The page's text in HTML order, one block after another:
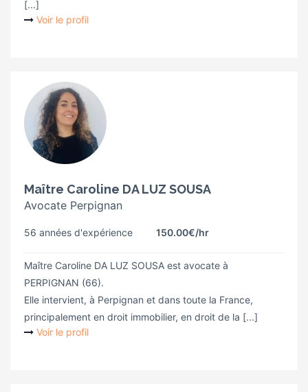
[...]
Voir le profil
Maître Caroline DA LUZ SOUSA
Avocate Perpignan
56 années d'expérience 150.00€/hr
Maître Caroline DA LUZ SOUSA est avocate à
PERPIGNAN (66).
Elle intervient, à Perpignan et dans toute la France,
principalement en droit immobilier, en droit de la [...]
Voir le profil